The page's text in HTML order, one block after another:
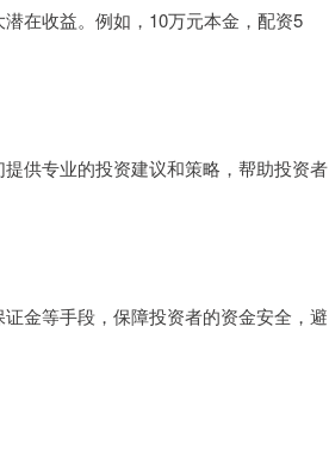
在收益。例如，10万元本金，配资5
供专业的投资建议和策略，帮助投资者
金等手段，保障投资者的资金安全，避